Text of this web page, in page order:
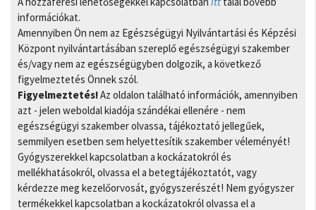
információkat.
Amennyiben Ön nem az Egészségügyi Nyilvántartási és Képzési
Központ nyilvántartásában szereplő egészségügyi szakember
és/vagy nem az egészségügyben dolgozik, a következő
figyelmeztetés Önnek szól.
Figyelmeztetés!Az oldalon található információk, amennyiben
azt - jelen weboldal kiadója szándékai ellenére - nem
egészségügyi szakember olvassa, tájékoztató jellegűek,
semmilyen esetben sem helyettesítik szakember véleményét!
Gyógyszerekkel kapcsolatban a kockázatokról és
mellékhatásokról, olvassa el a betegtájékoztatót, vagy
kérdezze meg kezelőorvosát, gyógyszerészét! Nem gyógyszer
termékekkel kapcsolatban a kockázatokról olvassa el a